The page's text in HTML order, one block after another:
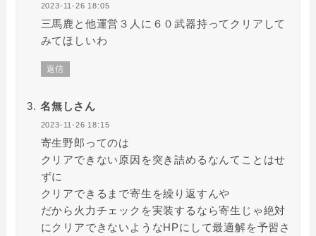
2023-11-26 18:05
三馬鹿と他運営３人に６０武器持ってクリアして
みてほしいわ
返信
名無しさん
2023-11-26 18:15
寄生野郎ってのは
クリアできない原因を突き詰めるなんてことはせ
ずに
クリアできるまで寄生を繰り返すんや
だから火力チェックを実装するなら寄生じゃ絶対
にクリアできないようなHPにして最適解を予習さ